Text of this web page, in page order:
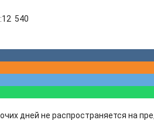
540
дней не распространяется на